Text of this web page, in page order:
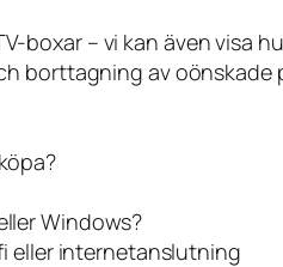
boxar – vi kan även visa
borttagning av
Windows?
eller internetanslutning